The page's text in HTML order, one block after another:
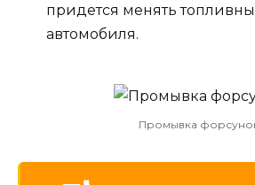
придется менять
автомобиля.
Промывка